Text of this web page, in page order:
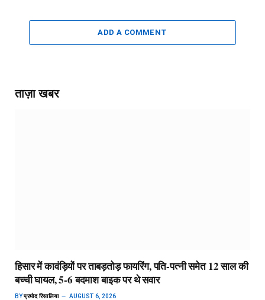
ADD A COMMENT
ताज़ा खबर
हिसार में कावंड़ियों पर ताबड़तोड़ फायरिंग, पति-पत्नी समेत 12 साल की
बच्ची घायल, 5-6 बदमाश बाइक पर थे सवार
BYप्रमोद रिसालिया AUGUST 6, 2026